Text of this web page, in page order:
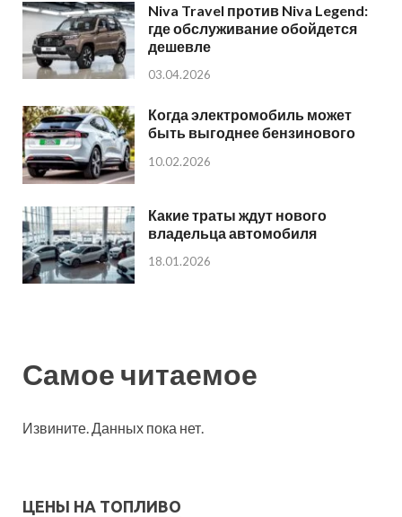
Niva Travel против Niva Legend:
где обслуживание обойдется
дешевле
03.04.2026
Когда электромобиль может
быть выгоднее бензинового
10.02.2026
Какие траты ждут нового
владельца автомобиля
18.01.2026
Самое читаемое
Извините. Данных пока нет.
ЦЕНЫ НА ТОПЛИВО